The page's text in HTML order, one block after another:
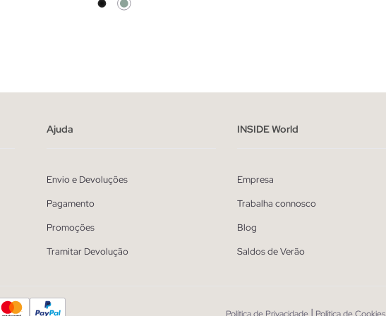
ADICIONAR NO TEU CESTO
Ajuda
Envio e Devoluções
Pagamento
Promoções
Tramitar Devolução
INSIDE World
Empresa
Trabalha connosco
Blog
Saldos de Verão
|